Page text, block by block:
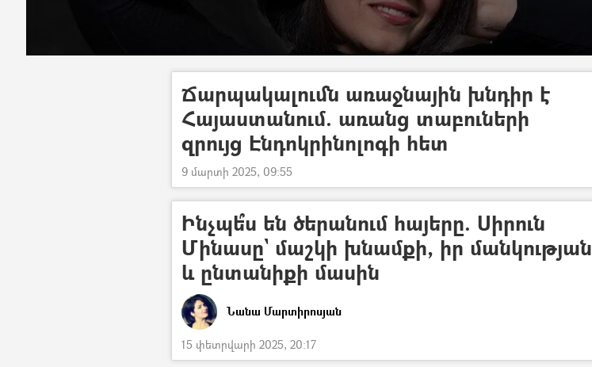
Ճարպակալումն առաջնային խնդիր է
Հայաստանում. առանց տաբուների
զրույց Էնդոկրինոլոգի հետ
9 մարտի 2025, 09:55
Ինչպե՞ս են ծերանում հայերը. Սիրուն
Մինասը` մաշկի խնամքի, իր մանկության
և ընտանիքի մասին
Նանա Մարտիրոսյան
15 փետրվարի 2025, 20:17